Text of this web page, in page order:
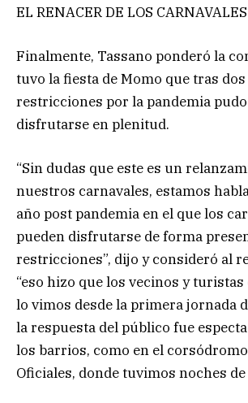
EL RENACER DE LOS CARNAVALES
Finalmente, Tassano ponderó la
tuvo la fiesta de Momo que tras
restricciones por la pandemia
disfrutarse en plenitud.
“Sin dudas que este es un
nuestros carnavales, estamos
año post pandemia en el que los
pueden disfrutarse de forma
restricciones”, dijo y consideró al
“eso hizo que los vecinos y
lo vimos desde la primera jornada
la respuesta del público fue
los barrios, como en el
Oficiales, donde tuvimos noches